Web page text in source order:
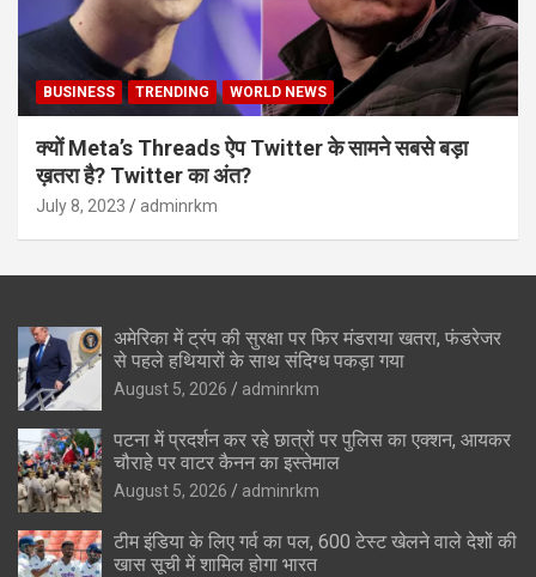
BUSINESS TRENDING WORLD NEWS
क्यों Meta’s Threads ऐप Twitter के सामने सबसे बड़ा
ख़तरा है? Twitter का अंत?
July 8, 2023 adminrkm
अमेरिका में ट्रंप की सुरक्षा पर फिर मंडराया खतरा, फंडरेजर
से पहले हथियारों के साथ संदिग्ध पकड़ा गया
August 5, 2026 adminrkm
पटना में प्रदर्शन कर रहे छात्रों पर पुलिस का एक्शन, आयकर
चौराहे पर वाटर कैनन का इस्तेमाल
August 5, 2026 adminrkm
टीम इंडिया के लिए गर्व का पल, 600 टेस्ट खेलने वाले देशों की
खास सूची में शामिल होगा भारत